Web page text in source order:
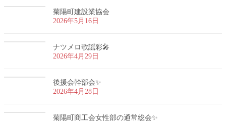
菊陽町建設業協会
2026年5月16日
ナツメロ歌謡彩🎤
2026年4月29日
後援会幹部会✨
2026年4月28日
菊陽町商工会女性部の通常総会✨